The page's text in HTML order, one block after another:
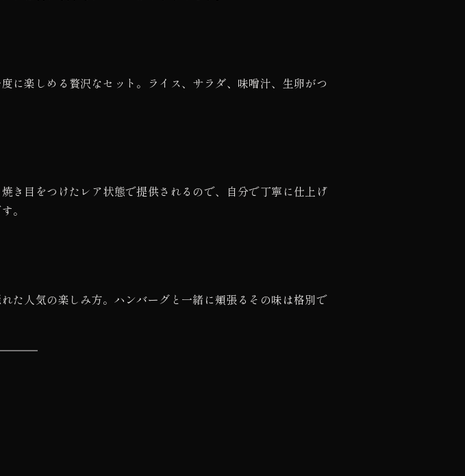
に楽しめる贅沢なセット。ライス、サラダ、味噌汁、生卵がつ
き目をつけたレア状態で提供されるので、自分で丁寧に仕上げ
。
た人気の楽しみ方。ハンバーグと一緒に頬張るその味は格別で